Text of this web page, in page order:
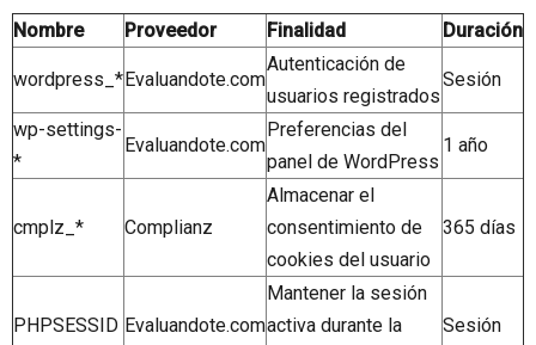
Nombre Proveedor Finalidad Duración
wordpress_*Evaluandote.com
Autenticación de
usuarios registrados
Sesión
wp-settings-
*
Evaluandote.com
Preferencias del
panel de WordPress
1 año
cmplz_* Complianz
Almacenar el
consentimiento de
cookies del usuario
365 días
PHPSESSID Evaluandote.com
Mantener la sesión
activa durante la
Sesión